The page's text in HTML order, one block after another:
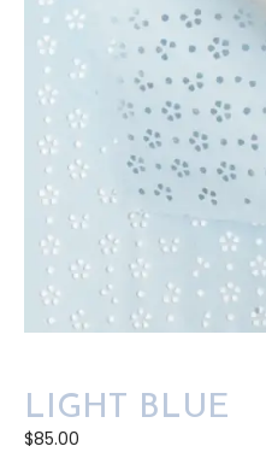
LIGHT BLUE
$85.00